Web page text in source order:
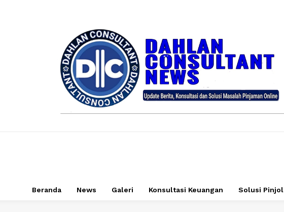
Beranda News Galeri Konsultasi Keuangan Solusi Pinjol